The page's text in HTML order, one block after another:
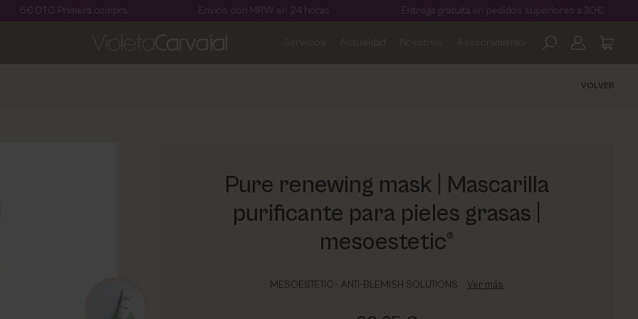
compra Envíos con MRW en 24 horas Entrega gratuita en pedidos superiores a 30€
Servicios Actualidad Nosotros Asesoramiento
VOLVER
Pure renewing mask | Mascarilla
purificante para pieles grasas |
mesoestetic®
MESOESTETIC - ANTI-BLEMISH SOLUTIONS Ver más